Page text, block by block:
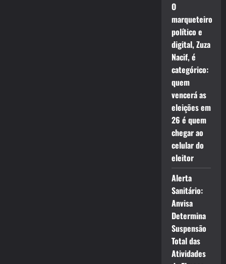
O
marqueteiro
político e
digital, Zuza
Nacif, é
categórico:
quem
vencerá as
eleições em
26 é quem
chegar ao
celular do
eleitor
Alerta
Sanitário:
Anvisa
Determina
Suspensão
Total das
Atividades